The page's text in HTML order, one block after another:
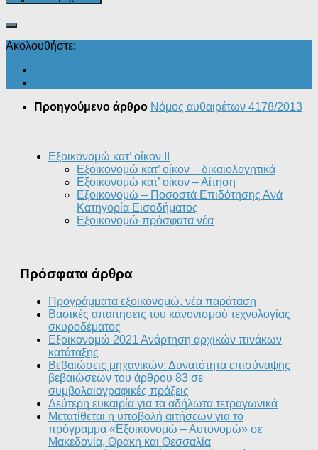
Ακολουθήστε:
Προηγούμενο άρθρο Νόμος αυθαιρέτων 4178/2013
Εξοικονομώ κατ’ οίκον II
Εξοικονομώ κατ’ οίκον – δικαιολογητικά
Εξοικονομώ κατ’ οίκον – Αίτηση
Εξοικονομώ – Ποσοστά Επιδότησης Ανά
Κατηγορία Εισοδήματος
Εξοικονομώ-πρόσφατα νέα
Πρόσφατα άρθρα
Προγράμματα εξοικονομώ, νέα παράταση
Βασικές απαιτησεις του κανονισμού τεχνολογίας
σκυροδέματος
Εξοικονομώ 2021 Ανάρτηση αρχικών πινάκων
κατάταξης
Βεβαιώσεις μηχανικών: Δυνατότητα επισύναψης
βεβαιώσεων του άρθρου 83 σε
συμβολαιογραφικές πράξεις
Δεύτερη ευκαιρία για τα αδήλωτα τετραγωνικά
Μετατίθεται η υποβολή αιτήσεων για το
πρόγραμμα «Εξοικονομώ – Αυτονομώ» σε
Μακεδονία, Θράκη και Θεσσαλία